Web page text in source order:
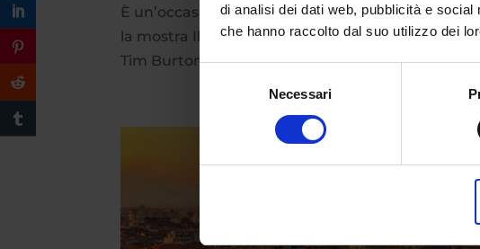
di analisi dei dati web, pubblicità e
che hanno raccolto dal suo utilizzo dei
Necessari
È un’occasione unica per immergersi nelle
la mostra Il mondo di Tim Burton alla Mole
Tim Burton. Il mondo di Tim Burton, la mostra